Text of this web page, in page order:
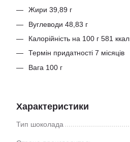
Жири 39,89 г
Вуглеводи 48,83 г
Калорійність на 100 г 581 ккал.
Термін придатності 7 місяців
Вага 100 г
Характеристики
Тип шоколада